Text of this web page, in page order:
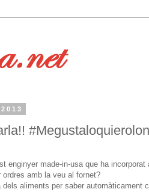
enginyer made-in-usa que ha
amb la veu al fornet?
aliments per saber automàticament